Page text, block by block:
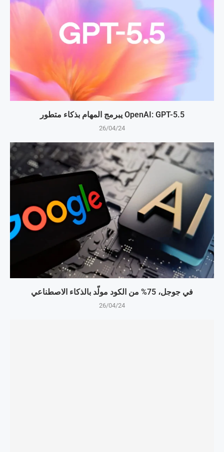
OpenAI: GPT-5.5 يبرمج المهام بذكاء متطور
26/04/24
في جوجل، 75% من الكود مولّد بالذكاء الاصطناعي
26/04/24